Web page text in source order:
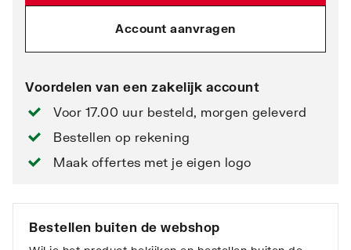
Account aanvragen
Voordelen van een zakelijk account
Voor 17.00 uur besteld, morgen geleverd
Bestellen op rekening
Maak offertes met je eigen logo
Bestellen buiten de webshop